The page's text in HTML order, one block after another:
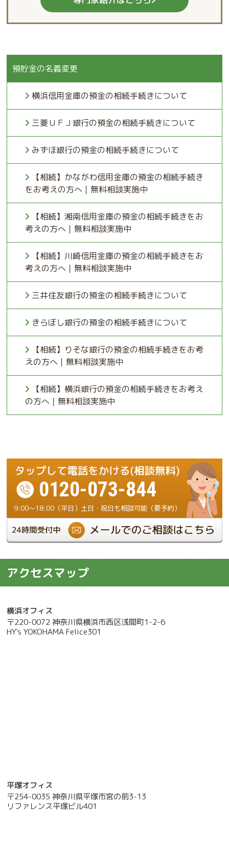
預貯金の名義変更
横浜信用金庫の預金の相続手続きについて
三菱ＵＦＪ銀行の預金の相続手続きについて
みずほ銀行の預金の相続手続きについて
【相続】かながわ信用金庫の預金の相続手続き
をお考えの方へ｜無料相談実施中
【相続】湘南信用金庫の預金の相続手続きをお
考えの方へ｜無料相談実施中
【相続】川崎信用金庫の預金の相続手続きをお
考えの方へ｜無料相談実施中
三井住友銀行の預金の相続手続きについて
きらぼし銀行の預金の相続手続きについて
【相続】りそな銀行の預金の相続手続きをお考
えの方へ｜無料相談実施中
【相続】横浜銀行の預金の相続手続きをお考え
の方へ｜無料相談実施中
0120-073-844
9:00～18:00（平日）土日・祝日も相談可能（要予約）
アクセスマップ
横浜オフィス
〒220-0072 神奈川県横浜市西区浅間町1-2-6
HY's YOKOHAMA Felice301
平塚オフィス
〒254-0035 神奈川県平塚市宮の前3-13
リファレンス平塚ビル401